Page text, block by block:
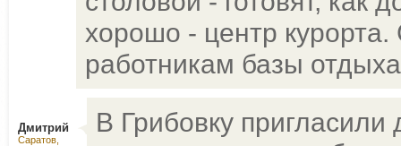
хорошо - центр
работникам базы
Дмитрий
Саратов,
В Грибовку